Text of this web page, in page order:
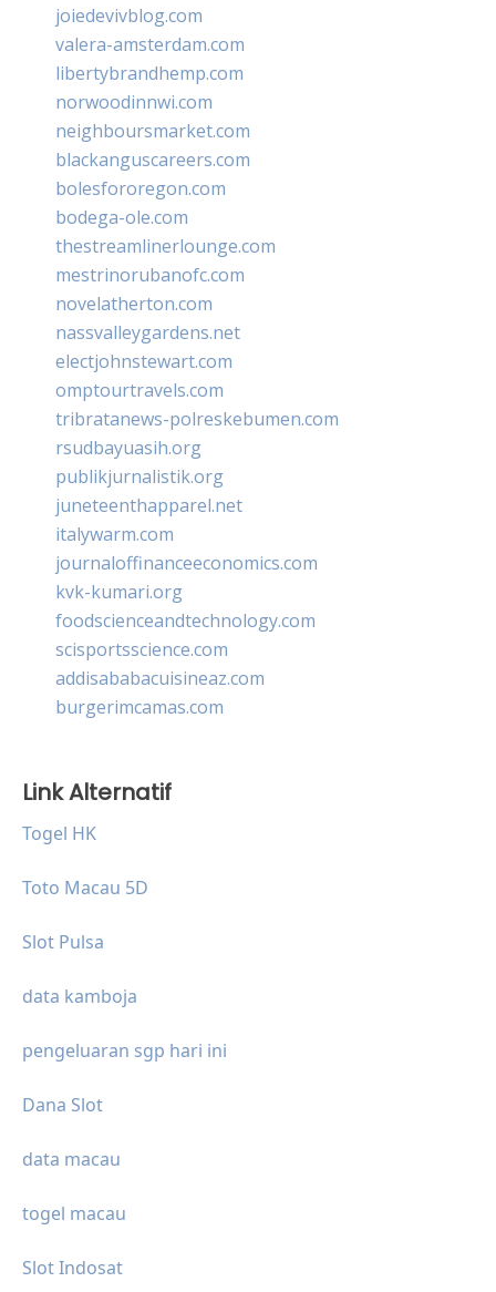
joiedevivblog.com
valera-amsterdam.com
libertybrandhemp.com
norwoodinnwi.com
neighboursmarket.com
blackanguscareers.com
bolesfororegon.com
bodega-ole.com
thestreamlinerlounge.com
mestrinorubanofc.com
novelatherton.com
nassvalleygardens.net
electjohnstewart.com
omptourtravels.com
tribratanews-polreskebumen.com
rsudbayuasih.org
publikjurnalistik.org
juneteenthapparel.net
italywarm.com
journaloffinanceeconomics.com
kvk-kumari.org
foodscienceandtechnology.com
scisportsscience.com
addisababacuisineaz.com
burgerimcamas.com
Link Alternatif
Togel HK
Toto Macau 5D
Slot Pulsa
data kamboja
pengeluaran sgp hari ini
Dana Slot
data macau
togel macau
Slot Indosat